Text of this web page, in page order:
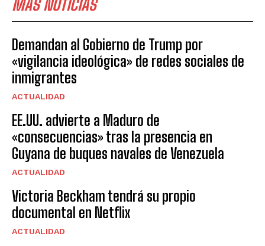
MÁS NOTICIAS
Demandan al Gobierno de Trump por
«vigilancia ideológica» de redes sociales de
inmigrantes
ACTUALIDAD
EE.UU. advierte a Maduro de
«consecuencias» tras la presencia en
Guyana de buques navales de Venezuela
ACTUALIDAD
Victoria Beckham tendrá su propio
documental en Netflix
ACTUALIDAD